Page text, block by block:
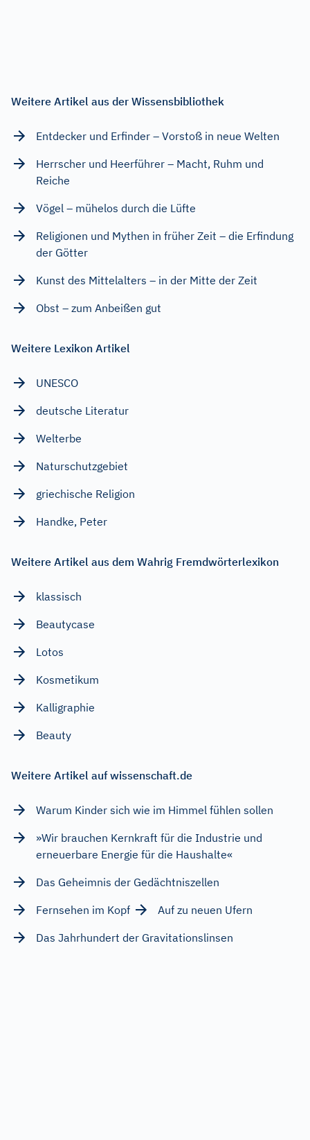
Weitere Artikel aus der Wissensbibliothek
Entdecker und Erfinder – Vorstoß in neue Welten
Herrscher und Heerführer – Macht, Ruhm und
Reiche
Vögel – mühelos durch die Lüfte
Religionen und Mythen in früher Zeit – die Erfindung
der Götter
Kunst des Mittelalters – in der Mitte der Zeit
Obst – zum Anbeißen gut
Weitere Lexikon Artikel
UNESCO
deutsche Literatur
Welterbe
Naturschutzgebiet
griechische Religion
Handke, Peter
Weitere Artikel aus dem Wahrig Fremdwörterlexikon
klassisch
Beautycase
Lotos
Kosmetikum
Kalligraphie
Beauty
Weitere Artikel auf wissenschaft.de
Warum Kinder sich wie im Himmel fühlen sollen
»Wir brauchen Kernkraft für die Industrie und
erneuerbare Energie für die Haushalte«
Das Geheimnis der Gedächtniszellen
Fernsehen im Kopf
Auf zu neuen Ufern
Das Jahrhundert der Gravitationslinsen